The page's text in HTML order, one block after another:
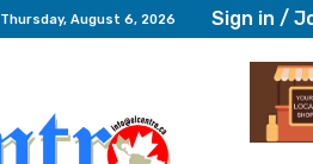
Thursday, August 6, 2026 Sign in /